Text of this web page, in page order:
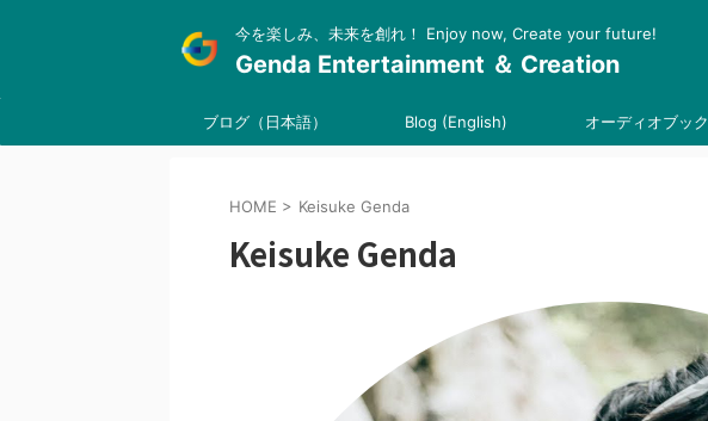
今を楽しみ、未来を創れ！ Enjoy now, Create your future!
Genda Entertainment ＆ Creation
ブログ（日本語） Blog (English) オーディオブック
HOME > Keisuke Genda
Keisuke Genda